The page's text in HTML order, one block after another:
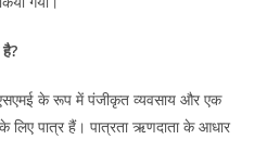
के रूप में पंजीकृत व्यवसाय और एक
पात्र हैं। पात्रता ऋणदाता के आधार